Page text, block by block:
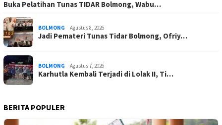
Buka Pelatihan Tunas TIDAR Bolmong, Wabu…
BOLMONG Agustus 8, 2026
Jadi Pemateri Tunas Tidar Bolmong, Ofriy…
BOLMONG Agustus 7, 2026
Karhutla Kembali Terjadi di Lolak II, Ti…
BERITA POPULER